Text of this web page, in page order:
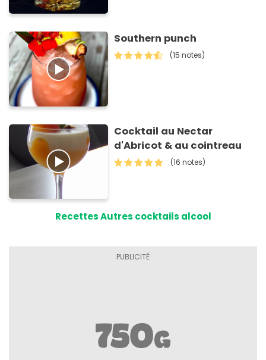
Southern punch
(15 notes)
Cocktail au Nectar
d'Abricot & au cointreau
(16 notes)
Recettes Autres cocktails alcool